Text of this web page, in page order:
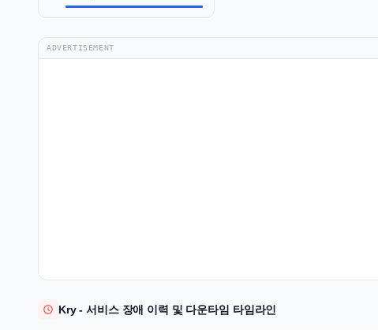
ADVERTISEMENT
Kry - 서비스 장애 이력 및 다운타임 타임라인